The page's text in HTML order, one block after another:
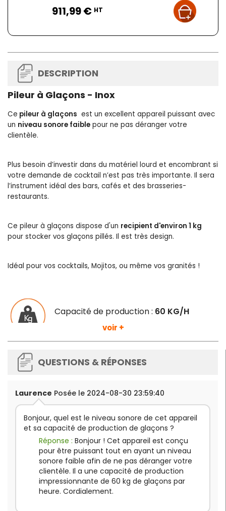
911,99 € HT
DESCRIPTION
Pileur à Glaçons - Inox
Ce pileur à glaçons est un excellent appareil puissant avec
un niveau sonore faible pour ne pas déranger votre
clientèle.
Plus besoin d’investir dans du matériel lourd et encombrant si
votre demande de cocktail n’est pas très importante. Il sera
l’instrument idéal des bars, cafés et des brasseries-
restaurants.
Ce pileur à glaçons dispose d'un recipient d'environ 1 kg
pour stocker vos glaçons pillés. Il est très design.
Idéal pour vos cocktails, Mojitos, ou même vos granités !
Capacité de production : 60 KG/H
Plus d'infromations :
Dimensions
Alimentation: 230 V
Poids: 14 kg
voir +
QUESTIONS & RÉPONSES
Laurence Posée le 2024-08-30 23:59:40
Bonjour, quel est le niveau sonore de cet appareil
et sa capacité de production de glaçons ?
Réponse : Bonjour ! Cet appareil est conçu
pour être puissant tout en ayant un niveau
sonore faible afin de ne pas déranger votre
clientèle. Il a une capacité de production
impressionnante de 60 kg de glaçons par
heure. Cordialement.